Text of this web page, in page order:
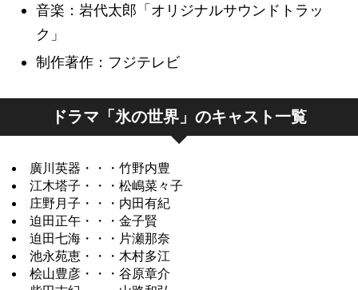
音楽：岩代太郎「オリジナルサウンドトラッ
ク」
制作著作：フジテレビ
ドラマ「氷の世界」のキャスト一覧
廣川英器・・・竹野内豊
江木塔子・・・松嶋菜々子
庄野月子・・・内田有紀
迫田正午・・・金子賢
迫田七海・・・片瀬那奈
池永苑恵・・・木村多江
桧山豊彦・・・谷原章介